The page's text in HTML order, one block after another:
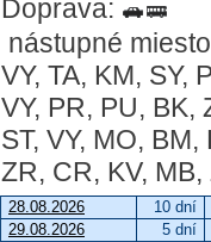
Doprava:
nástupné
VY, TA, KM, SY,
VY, PR, PU, BK,
ST, VY, MO,
ZR, CR, KV,
28.08.2026
10 dní
29.08.2026
5 dní